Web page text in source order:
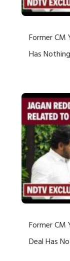
Former CM
Has
Former CM
Deal Has